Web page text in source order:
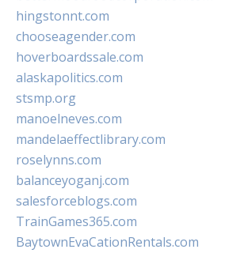
hingstonnt.com
chooseagender.com
hoverboardssale.com
alaskapolitics.com
stsmp.org
manoelneves.com
mandelaeffectlibrary.com
roselynns.com
balanceyoganj.com
salesforceblogs.com
TrainGames365.com
BaytownEvaCationRentals.com